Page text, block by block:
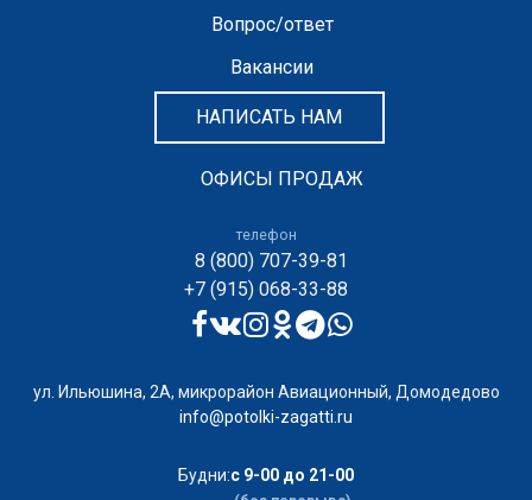
Вопрос/ответ
Вакансии
НАПИСАТЬ НАМ
ОФИСЫ ПРОДАЖ
телефон
8 (800) 707-39-81
+7 (915) 068-33-88
ул. Ильюшина, 2А, микрорайон Авиационный, Домодедово
info@potolki-zagatti.ru
Будни:с 9-00 до 21-00